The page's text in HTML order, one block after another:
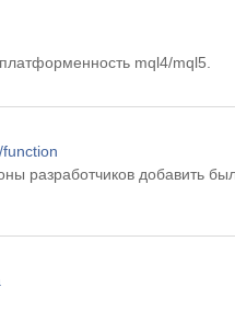
mql4/mql5.
разработчиков добавить